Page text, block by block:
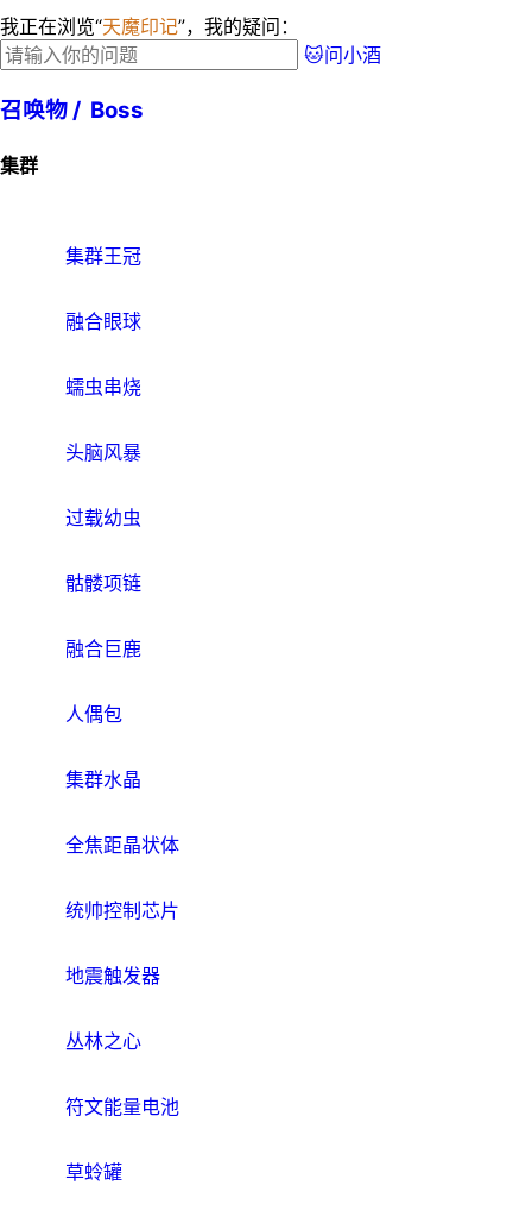
我正在浏览“天魔印记”，我的疑问：
🐱问小酒
召唤物 / Boss
集群
集群王冠
融合眼球
蠕虫串烧
头脑风暴
过载幼虫
骷髅项链
融合巨鹿
人偶包
集群水晶
全焦距晶状体
统帅控制芯片
地震触发器
丛林之心
符文能量电池
草蛉罐